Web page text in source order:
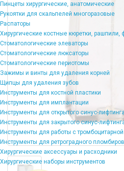
Пинцеты хирургические, анатомические
Рукоятки для скальпелей многоразовые
Распаторы
Хирургические костные кюретки, рашпили,
Стоматологические элеваторы
Стоматологические люксаторы
Стоматологические периотомы
Зажимы и винты для удаления корней
Щипцы для удаления зубов
Инструменты для костной пластики
Инструменты для имплантации
Инструменты для открытого синус-
Инструменты для закрытого синус-
Инструменты для работы с
Инструменты для ретроградного
Хирургические аксессуары и расходники
Хирургические наборы инструментов